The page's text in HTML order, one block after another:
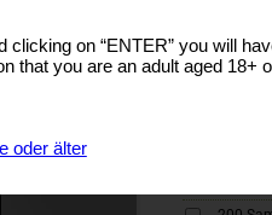
Thai
clicking on “ENTER” you will
that you are an adult aged 18+
oder älter